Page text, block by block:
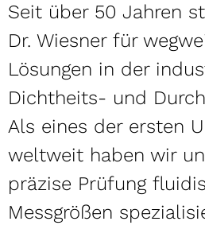
Seit über 50 Jahren
Dr. Wiesner für
Lösungen in der
Dichtheits- und
Als eines der ersten
weltweit haben wir
präzise Prüfung
Messgrößen